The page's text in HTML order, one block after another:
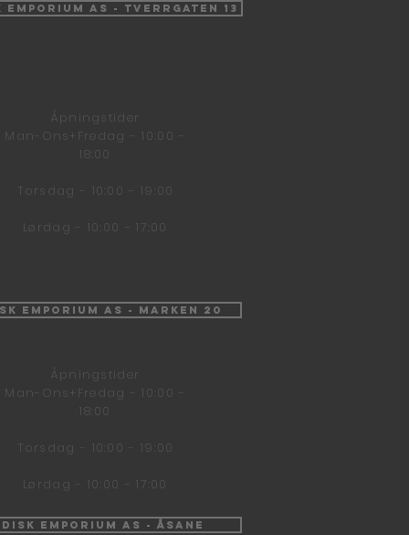
Emporium AS - Tverrgaten 13
Åpningstider
Man-Ons+Fredag - 10:00 -
18:00
Torsdag - 10:00 - 19:00
Lørdag - 10:00 - 17:00
Emporium AS - Marken 20
Åpningstider
Man-Ons+Fredag - 10:00 -
18:00
Torsdag - 10:00 - 19:00
Lørdag - 10:00 - 17:00
Emporium AS - Åsane